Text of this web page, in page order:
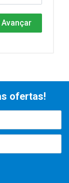
Avançar
ofertas!